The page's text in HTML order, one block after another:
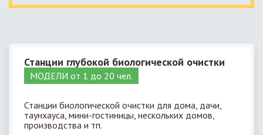
Станции глубокой биологической очистки
МОДЕЛИ от 1 до 20 чел.
Станции биологической очистки для дома, дачи,
таунхауса, мини-гостиницы, нескольких домов,
производства и тп.